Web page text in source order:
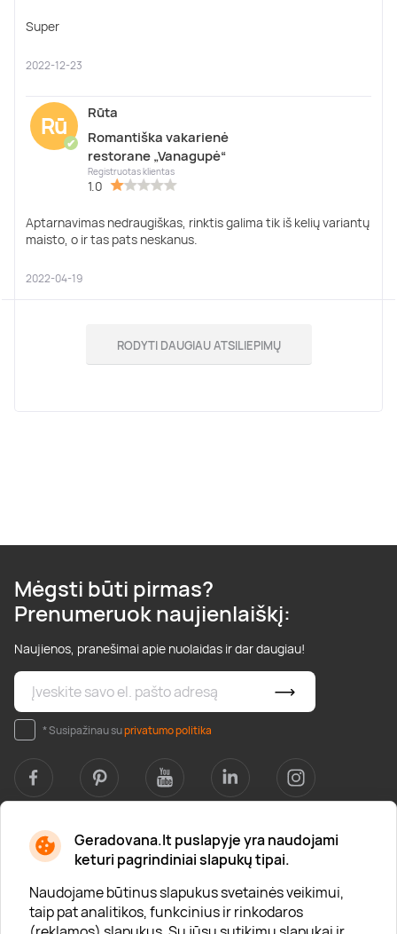
Geradovana.lt puslapyje yra naudojami
keturi pagrindiniai slapukų tipai.
Naudojame būtinus slapukus svetainės veikimui,
taip pat analitikos, funkcinius ir rinkodaros
Super
2022-12-23
Rū
✔
Rūta
Romantiška vakarienė
restorane „Vanagupė“
Registruotas klientas
1.0
Aptarnavimas nedraugiškas, rinktis galima tik iš kelių variantų
maisto, o ir tas pats neskanus.
2022-04-19
RODYTI DAUGIAU ATSILIEPIMŲ
Mėgsti būti pirmas?
Prenumeruok naujienlaiškį:
Naujienos, pranešimai apie nuolaidas ir dar daugiau!
* Susipažinau suprivatumo politika
Apie mus
Apie „Gera Dovana“
Lojalumo klubas